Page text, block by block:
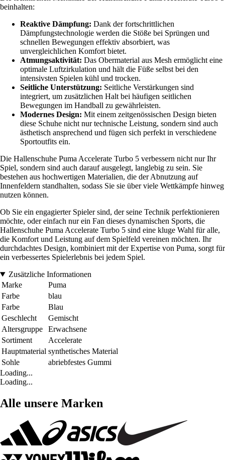
beinhalten:
Reaktive Dämpfung: Dank der fortschrittlichen
Dämpfungstechnologie werden die Stöße bei Sprüngen und
schnellen Bewegungen effektiv absorbiert, was
unvergleichlichen Komfort bietet.
Atmungsaktivität: Das Obermaterial aus Mesh ermöglicht eine
optimale Luftzirkulation und hält die Füße selbst bei den
intensivsten Spielen kühl und trocken.
Seitliche Unterstützung: Seitliche Verstärkungen sind
integriert, um zusätzlichen Halt bei häufigen seitlichen
Bewegungen im Handball zu gewährleisten.
Modernes Design: Mit einem zeitgenössischen Design bieten
diese Schuhe nicht nur technische Leistung, sondern sind auch
ästhetisch ansprechend und fügen sich perfekt in verschiedene
Sportoutfits ein.
Die Hallenschuhe Puma Accelerate Turbo 5 verbessern nicht nur Ihr
Spiel, sondern sind auch darauf ausgelegt, langlebig zu sein. Sie
bestehen aus hochwertigen Materialien, die der Abnutzung auf
Innenfeldern standhalten, sodass Sie sie über viele Wettkämpfe hinweg
nutzen können.
Ob Sie ein engagierter Spieler sind, der seine Technik perfektionieren
möchte, oder einfach nur ein Fan dieses dynamischen Sports, die
Hallenschuhe Puma Accelerate Turbo 5 sind eine kluge Wahl für alle,
die Komfort und Leistung auf dem Spielfeld vereinen möchten. Ihr
durchdachtes Design, kombiniert mit der Expertise von Puma, sorgt für
ein verbessertes Spielerlebnis bei jedem Spiel.
Zusätzliche Informationen
Marke
Puma
Farbe
blau
Farbe
Blau
Geschlecht
Gemischt
Altersgruppe
Erwachsene
Sortiment
Accelerate
Hauptmaterial synthetisches Material
Sohle
abriebfestes Gummi
Loading...
Loading...
Alle unsere Marken